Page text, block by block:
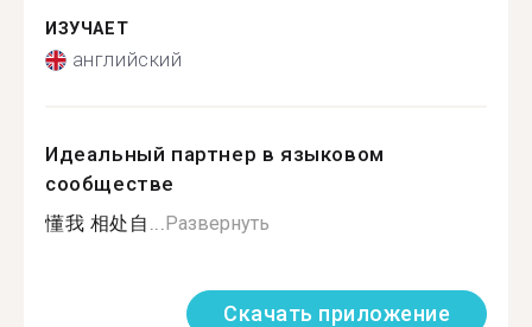
ИЗУЧАЕТ
английский
Идеальный партнер в языковом
сообществе
懂我 相处自...Развернуть
Скачать приложение